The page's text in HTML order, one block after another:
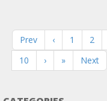
Prev ‹ 1 2
10
› » Next